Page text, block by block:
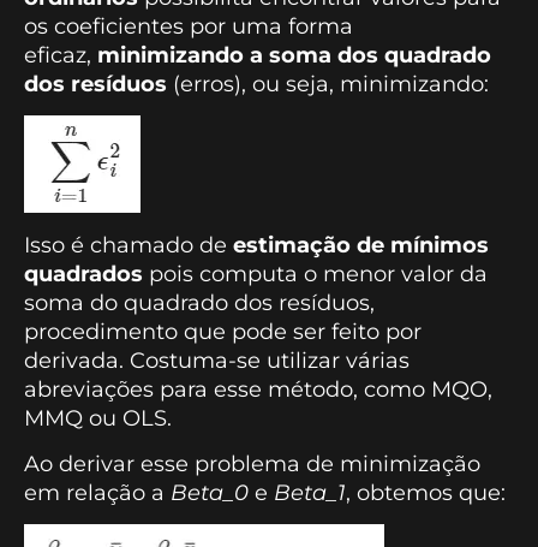
os coeficientes por uma forma
eficaz, minimizando a soma dos quadrado
dos resíduos (erros), ou seja, minimizando:
Isso é chamado de estimação de mínimos
quadrados pois computa o menor valor da
soma do quadrado dos resíduos,
procedimento que pode ser feito por
derivada. Costuma-se utilizar várias
abreviações para esse método, como MQO,
MMQ ou OLS.
Ao derivar esse problema de minimização
em relação a Beta_0 e Beta_1, obtemos que: